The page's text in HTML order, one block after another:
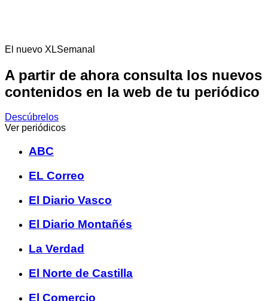
El nuevo XLSemanal
A partir de ahora consulta los nuevos
contenidos en la web de tu periódico
Descúbrelos
Ver periódicos
ABC
EL Correo
El Diario Vasco
El Diario Montañés
La Verdad
El Norte de Castilla
El Comercio